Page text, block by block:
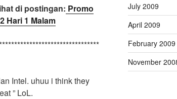
di postingan: Promo
Hari 1 Malam
Intel. uhuu i think they
” LoL.
July 2009
April 2009
February 2009
November